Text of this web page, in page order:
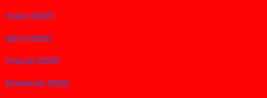
maio 2025
abril 2025
março 2025
fevereiro 2025